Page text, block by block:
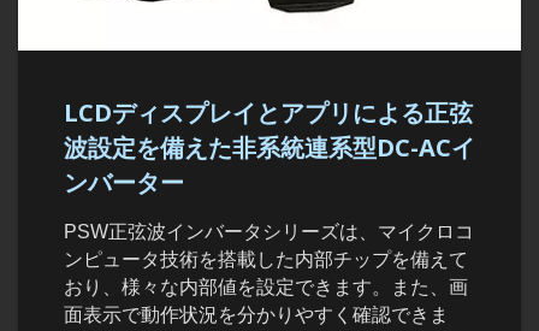
LCDディスプレイとアプリによる正弦
波設定を備えた非系統連系型DC-ACイ
ンバーター
PSW正弦波インバータシリーズは、マイクロコ
ンピュータ技術を搭載した内部チップを備えて
おり、様々な内部値を設定できます。また、画
面表示で動作状況を分かりやすく確認できま